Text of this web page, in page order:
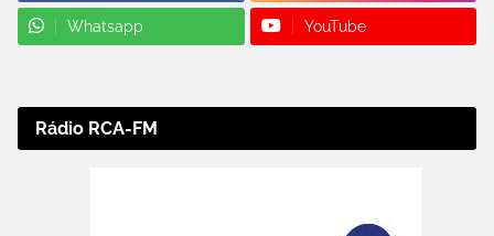
Whatsapp YouTube
Rádio RCA-FM